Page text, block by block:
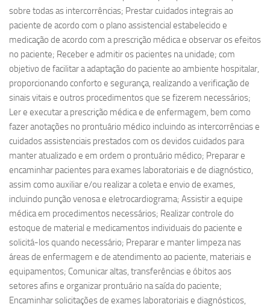
sobre todas as intercorrências; Prestar cuidados integrais ao
paciente de acordo com o plano assistencial estabelecido e
medicação de acordo com a prescrição médica e observar os efeitos
no paciente; Receber e admitir os pacientes na unidade; com
objetivo de facilitar a adaptação do paciente ao ambiente hospitalar,
proporcionando conforto e segurança, realizando a verificação de
sinais vitais e outros procedimentos que se fizerem necessários;
Ler e executar a prescrição médica e de enfermagem, bem como
fazer anotações no prontuário médico incluindo as intercorrências e
cuidados assistenciais prestados com os devidos cuidados para
manter atualizado e em ordem o prontuário médico; Preparar e
encaminhar pacientes para exames laboratoriais e de diagnóstico,
assim como auxiliar e/ou realizar a coleta e envio de exames,
incluindo punção venosa e eletrocardiograma; Assistir a equipe
médica em procedimentos necessários; Realizar controle do
estoque de material e medicamentos individuais do paciente e
solicitá-los quando necessário; Preparar e manter limpeza nas
áreas de enfermagem e de atendimento ao paciente, materiais e
equipamentos; Comunicar altas, transferências e óbitos aos
setores afins e organizar prontuário na saída do paciente;
Encaminhar solicitações de exames laboratoriais e diagnósticos,